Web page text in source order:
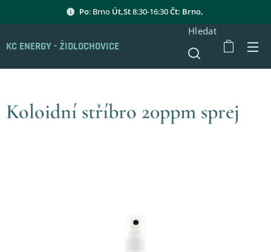
Po: Brno Út,St8:30-16:30Čt: Brno,
KC ENERGY - ŽIDLOCHOVICE
Hledat
Koloidní stříbro 20ppm sprej